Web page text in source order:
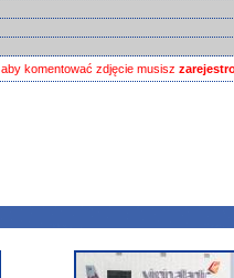
aby komentować zdjęcie musisz